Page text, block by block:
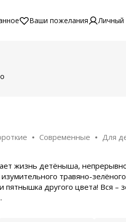
Ваши пожелания Личный
Современные Для
жизнь детёныша,
травяно-
другого цвета! Вся –